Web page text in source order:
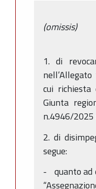
(omissis)
1. di
cui
Giunta
n.4946/2025
2. di
segue:
- quanto ad